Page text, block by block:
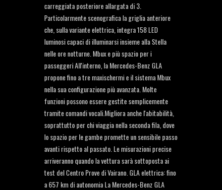
carreggiata posteriore allargata di 3.
Particolarmente scenografica la griglia anteriore
che, sulla variante elettrica, integra 158 LED
luminosi capaci di illuminarsi insieme alla Stella
nelle ore notturne. Mbux e più spazio per i
passeggeri All'interno, la Mercedes-Benz GLA
propone fino a tre maxischermi e il sistema Mbux
nella sua configurazione più avanzata. Molte
funzioni possono essere gestite semplicemente
tramite comandi vocali.Migliora anche l'abitabilità,
soprattutto per chi viaggia nella seconda fila, dove
lo spazio per le gambe promette un sensibile passo
avanti rispetto al passato. Le misurazioni precise
arriveranno quando la vettura sarà sottoposta ai
test del Centro Prove di Vairano. GLA elettrica: fino
a 657 km di autonomia La Mercedes-Benz GLA